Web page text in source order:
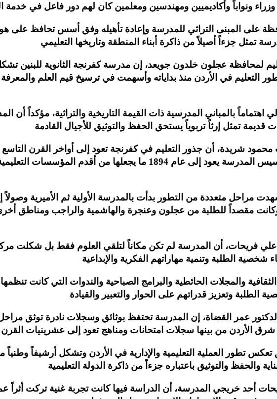
على المبنى التراثي للمدرسة وإعادة تأهيله وفق أسس تحافظ على
لمحافظة عجلون خلدون جويعد، إن مدرسة كفرنجة الثانوية للبنين
التعليم في الأردن منذ بداياته وأسهمت في ترسيخ قيم العلم والمعرفة
اهتماماً بالمباني المدرسية ذات القيمة التاريخية والتراثية، مؤكداً أن
محمود شريدة، أن جذور التعليم في كفرنجة تعود إلى أواخر القرن
تشير الوثائق إلى أن تأسيس المدرسة يعود إلى عام 1894 ما يجعلها من أقدم المؤسسات
مراحل متعددة من التطور بدأت بالمدرسة الأولية ثم الأميرية
وكانت مقصداً للطلبة من عجلون وعنجرة والهاشمية والراجب ومناطق
علي فريحات، أن المدرسة لم تكن مكاناً لتلقي العلوم فقط بل شكلت
والمجلات الحائطية والبرامج الصباحية والندوات التي كانت
عمر القضاة، إن المدرسة تحتفظ بوثائق وسجلات نادرة توثق
تطور العملية التعليمية والإدارية في الأردن وتشكل أرشيفاً وطنياً
أحد خريجي المدرسة، أن الدراسة فيها كانت تجربة غنية تركت أثراً